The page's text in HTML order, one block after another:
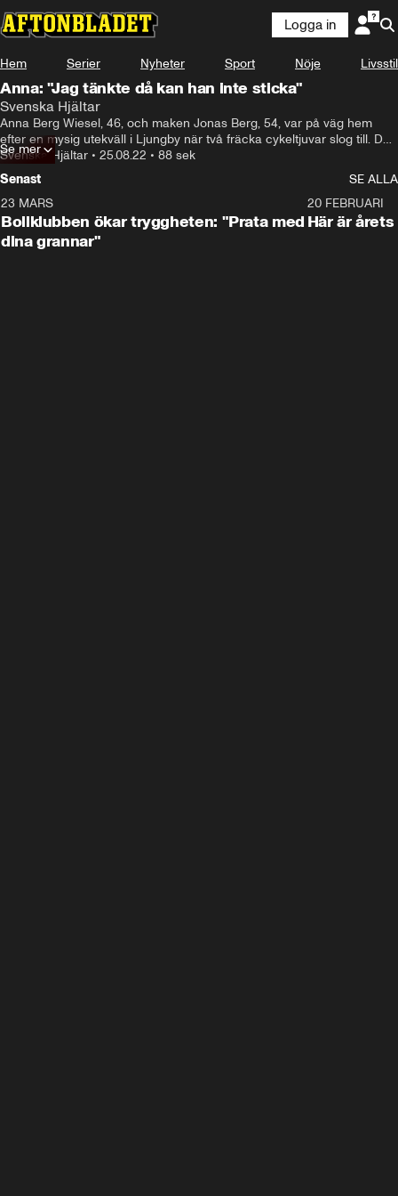
Logga in
Hem Serier Nyheter Sport Nöje Livsstil
Anna: "Jag tänkte då kan han inte sticka"
Svenska Hjältar
Anna Berg Wiesel, 46, och maken Jonas Berg, 54, var på väg hem
efter en mysig utekväll i Ljungby när två fräcka cykeltjuvar slog till. Den
ene slet elcykeln ur händerna på Anna, den andre hamnade i
handgemäng med Jonas och tumlade i marken. Då gjorde Anna ett
rådigt ingripande.
Svenska Hjältar • 25.08.22 • 88 sek
Se mer
Senast
SE ALLA
23 MARS
Bollklubben ökar tryggheten: "Prata med
dina grannar"
20 FEBRUARI
Här är